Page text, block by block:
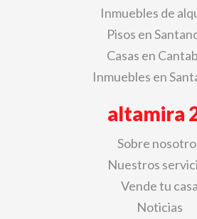
Inmuebles de
Pisos en
Casas en
Inmuebles en
altamira
Sobre
Nuestros
Vende tu casa
Noticias